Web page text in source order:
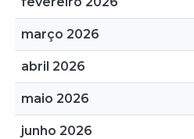
março 2026
abril 2026
maio 2026
junho 2026